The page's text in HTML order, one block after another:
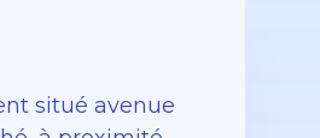
situé avenue